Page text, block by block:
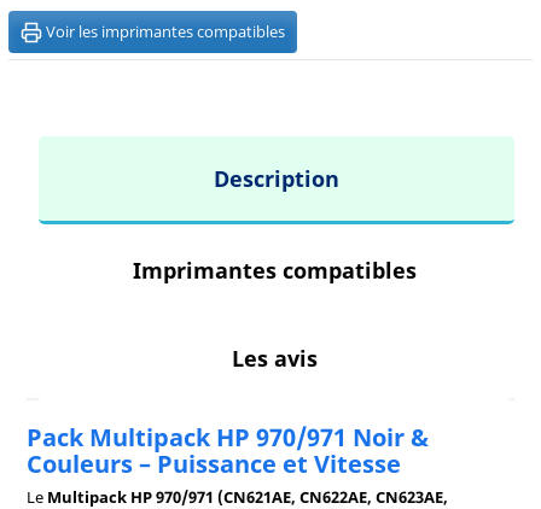
Voir les imprimantes compatibles
Description
Imprimantes compatibles
Les avis
Pack Multipack HP 970/971 Noir &
Couleurs – Puissance et Vitesse
Le Multipack HP 970/971 (CN621AE, CN622AE, CN623AE,